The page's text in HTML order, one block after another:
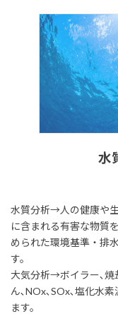
水
水質分析→人の健康や
に含まれる有害な物質
められた環境基準・排
す。
大気分析→ボイラー､焼
ん､NOx､SOx､塩化水
ます。